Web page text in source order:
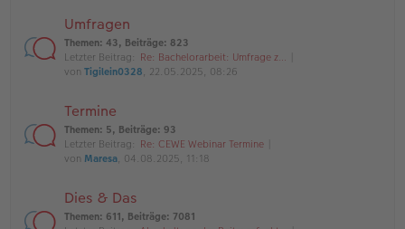
Umfragen
Themen: 43, Beiträge: 823
Letzter Beitrag: Re: Bachelorarbeit: Umfrage z…
von Tigilein0328, 22.05.2025, 08:26
Termine
Themen: 5, Beiträge: 93
Letzter Beitrag: Re: CEWE Webinar Termine
von Maresa, 04.08.2025, 11:18
Dies & Das
Themen: 611, Beiträge: 7081